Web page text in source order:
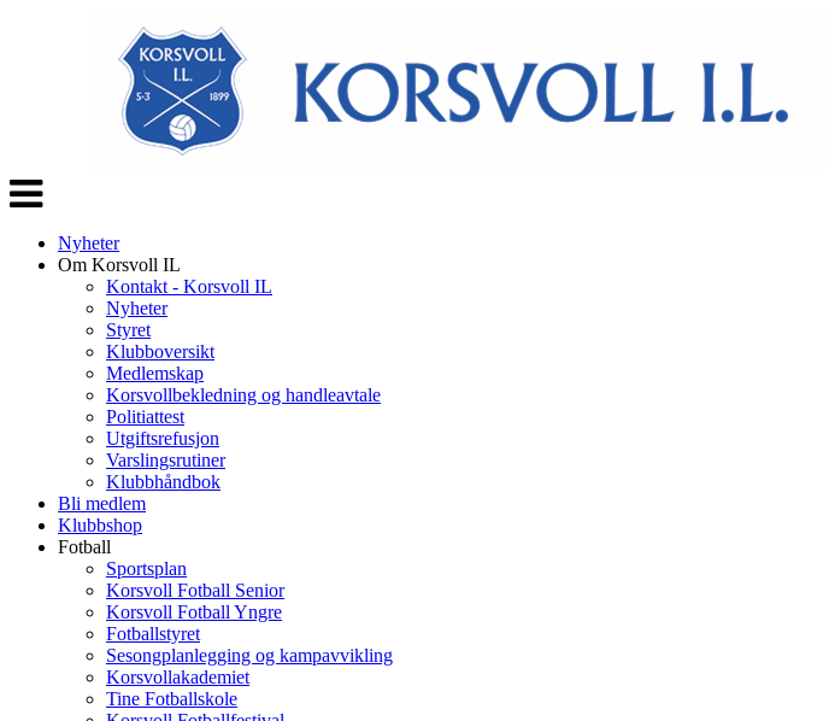
Veksle
navigasjon
Nyheter
Om Korsvoll IL
Kontakt - Korsvoll IL
Nyheter
Styret
Klubboversikt
Medlemskap
Korsvollbekledning og handleavtale
Politiattest
Utgiftsrefusjon
Varslingsrutiner
Klubbhåndbok
Bli medlem
Klubbshop
Fotball
Sportsplan
Korsvoll Fotball Senior
Korsvoll Fotball Yngre
Fotballstyret
Sesongplanlegging og kampavvikling
Korsvollakademiet
Tine Fotballskole